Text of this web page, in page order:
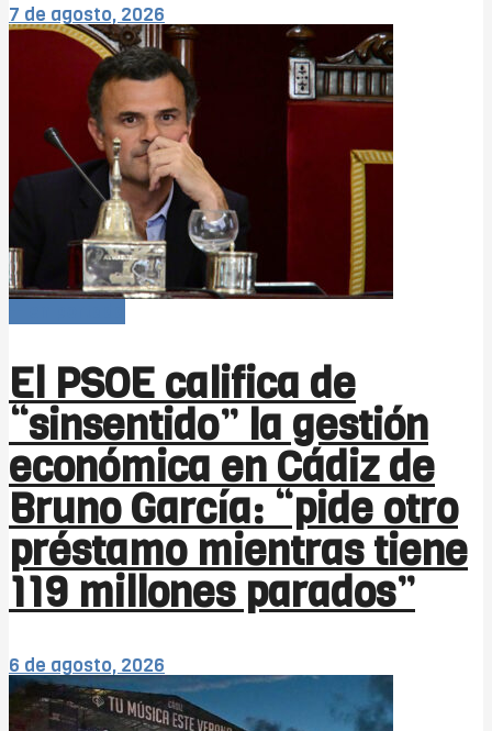
7 de agosto, 2026
El PSOE califica de
“sinsentido” la gestión
económica en Cádiz de
Bruno García: “pide otro
préstamo mientras tiene
119 millones parados”
6 de agosto, 2026